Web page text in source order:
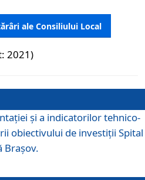
ale Consiliului Local
2021)
și a indicatorilor tehnico-
obiectivului de investiții Spital
Brașov.